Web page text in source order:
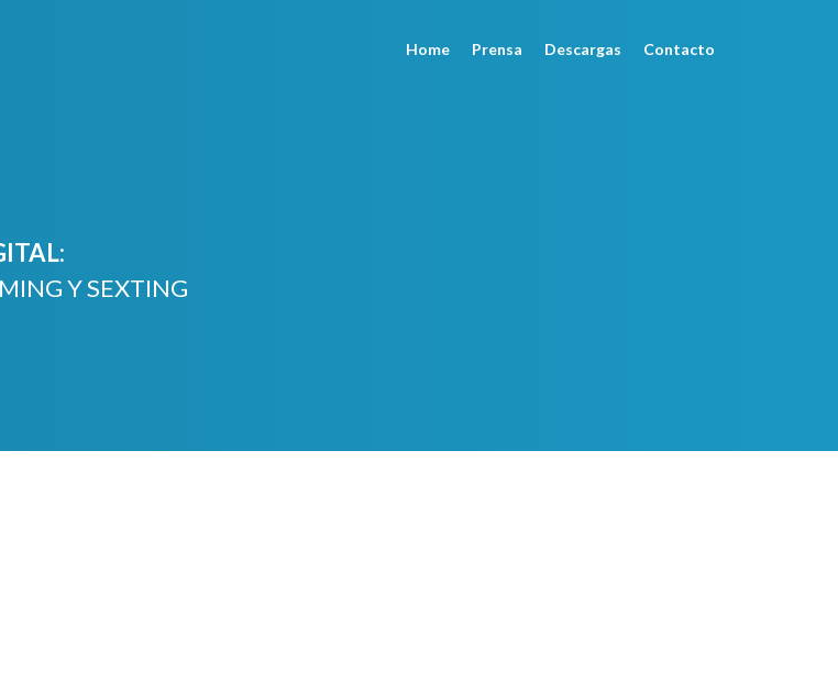
Home Prensa Descargas Contacto
Y SEXTING